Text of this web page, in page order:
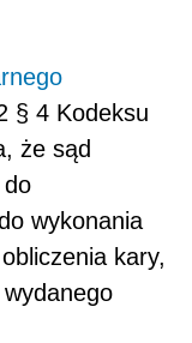
§ 4 Kodeksu
że sąd
do
wykonania
kary,